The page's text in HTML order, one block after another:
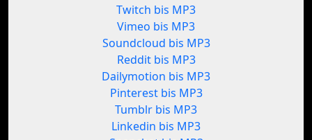
Twitch bis MP3
Vimeo bis MP3
Soundcloud bis MP3
Reddit bis MP3
Dailymotion bis MP3
Pinterest bis MP3
Tumblr bis MP3
Linkedin bis MP3